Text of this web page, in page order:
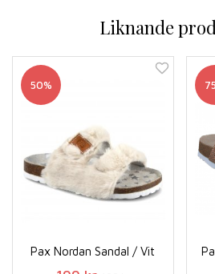
Liknande
50%
Pax Nordan Sandal / Vit